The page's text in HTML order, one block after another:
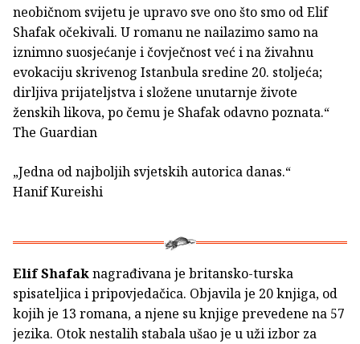
neobičnom svijetu je upravo sve ono što smo od Elif
Shafak očekivali. U romanu ne nailazimo samo na
iznimno suosjećanje i čovječnost već i na živahnu
evokaciju skrivenog Istanbula sredine 20. stoljeća;
dirljiva prijateljstva i složene unutarnje živote
ženskih likova, po čemu je Shafak odavno poznata.“
The Guardian
„Jedna od najboljih svjetskih autorica danas.“
Hanif Kureishi
Elif Shafaknagrađivana je britansko-turska
spisateljica i pripovjedačica. Objavila je 20 knjiga, od
kojih je 13 romana, a njene su knjige prevedene na 57
jezika. Otok nestalih stabala ušao je u uži izbor za